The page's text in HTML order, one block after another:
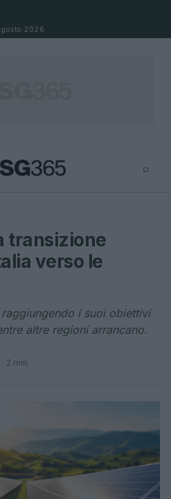
2026
⌕
transizione
verso le
i suoi obiettivi
altre regioni arrancano.
· 2 min